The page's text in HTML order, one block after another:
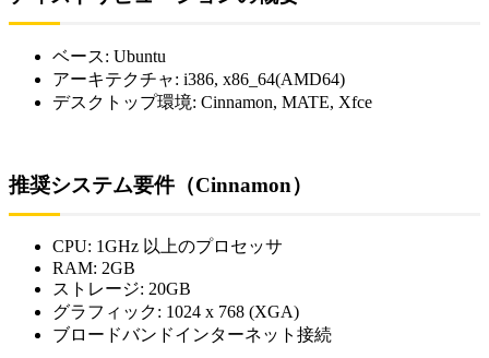
ベース: Ubuntu
アーキテクチャ: i386, x86_64(AMD64)
デスクトップ環境: Cinnamon, MATE, Xfce
推奨システム要件（Cinnamon）
CPU: 1GHz 以上のプロセッサ
RAM: 2GB
ストレージ: 20GB
グラフィック: 1024 x 768 (XGA)
ブロードバンドインターネット接続